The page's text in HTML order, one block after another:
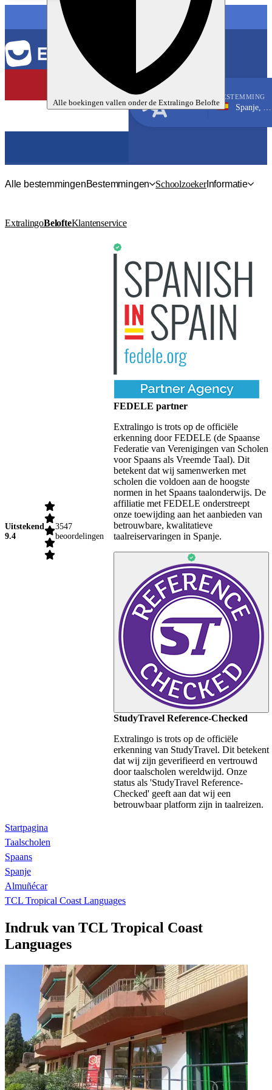
Alle boekingen vallen onder de Extralingo Belofte
TAAL
BESTEMMING
Spanje, Almuñécar
Alle bestemmingenBestemmingen SchoolzoekerInformatie
ExtralingoBelofteKlantenservice
Uitstekend
9.4
3547
beoordelingen
FEDELE partner
Extralingo is trots op de officiële
erkenning door FEDELE (de Spaanse
Federatie van Verenigingen van Scholen
voor Spaans als Vreemde Taal). Dit
betekent dat wij samenwerken met
scholen die voldoen aan de hoogste
normen in het Spaans taalonderwijs. De
affiliatie met FEDELE onderstreept
onze toewijding aan het aanbieden van
betrouwbare, kwalitatieve
taalreiservaringen in Spanje.
StudyTravel Reference-Checked
Extralingo is trots op de officiële
erkenning van StudyTravel. Dit betekent
dat wij zijn geverifieerd en vertrouwd
door taalscholen wereldwijd. Onze
status als 'StudyTravel Reference-
Checked' geeft aan dat wij een
betrouwbaar platform zijn in taalreizen.
Startpagina
Taalscholen
Spaans
Spanje
Almuñécar
TCL Tropical Coast Languages
Indruk van TCL Tropical Coast
Languages